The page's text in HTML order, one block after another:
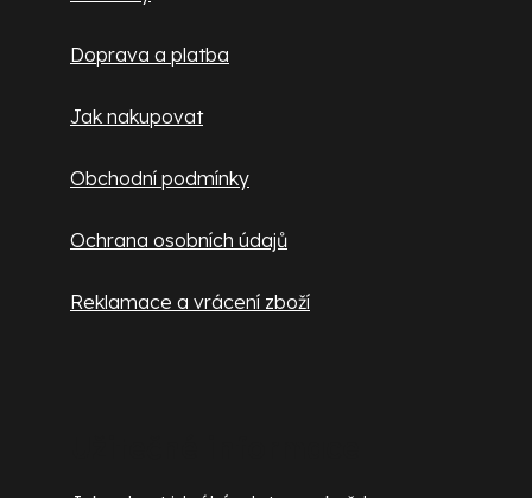
Doprava a platba
Jak nakupovat
Obchodní podmínky
Ochrana osobních údajů
Reklamace a vrácení zboží